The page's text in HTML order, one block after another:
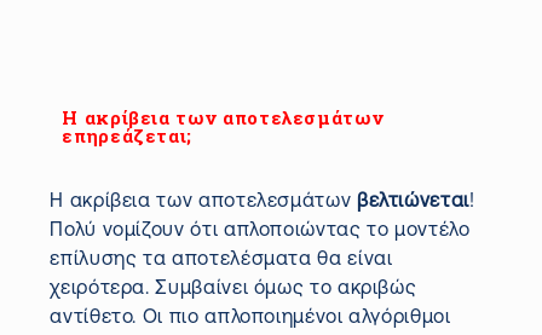
Η ακρίβεια των αποτελεσμάτων
επηρεάζεται;
Η ακρίβεια των αποτελεσμάτων βελτιώνεται!
Πολύ νομίζουν ότι απλοποιώντας το μοντέλο
επίλυσης τα αποτελέσματα θα είναι
χειρότερα. Συμβαίνει όμως το ακριβώς
αντίθετο. Οι πιο απλοποιημένοι αλγόριθμοι